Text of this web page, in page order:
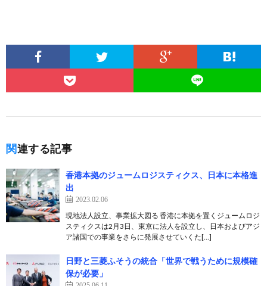
関連する記事
香港本拠のジュームロジスティクス、日本に本格進
出
2023.02.06
現地法人設立、事業拡大図る 香港に本拠を置くジュームロジ
スティクスは2月3日、東京に法人を設立し、日本およびアジ
ア諸国での事業をさらに発展させていくた[…]
日野と三菱ふそうの統合「世界で戦うために規模確
保が必要」